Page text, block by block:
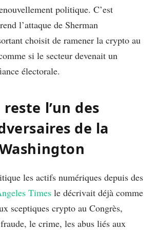
politique. C’est
l’attaque de Sherman
choisit de ramener la crypto au
si le secteur devenait un
électorale.
l’un des
de la
les actifs numériques depuis des
Times le décrivait déjà comme
sceptiques crypto au Congrès,
le crime, les abus liés aux